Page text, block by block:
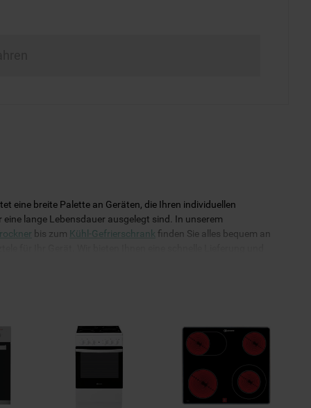
eine breite Palette an Geräten, die Ihren individuellen
lange Lebensdauer ausgelegt sind. In unserem
bis zum Kühl-Gefrierschrank finden Sie alles bequem an
für Ihr Gerät. Wir bieten Ihnen eine schnelle Lieferung und
funktioniert!